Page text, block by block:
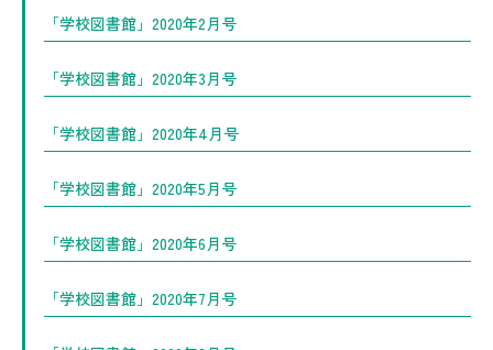
「学校図書館」2020年2月号
「学校図書館」2020年3月号
「学校図書館」2020年4月号
「学校図書館」2020年5月号
「学校図書館」2020年6月号
「学校図書館」2020年7月号